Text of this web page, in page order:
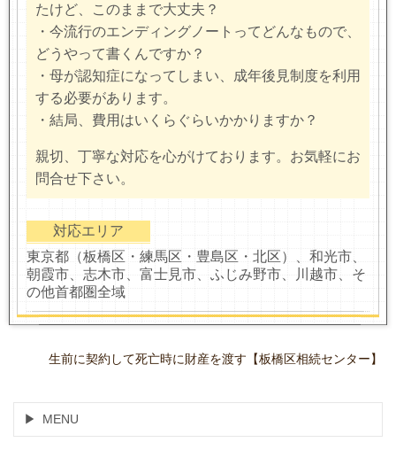
たけど、このままで大丈夫？
・今流行のエンディングノートってどんなもので、
どうやって書くんですか？
・母が認知症になってしまい、成年後見制度を利用
する必要があります。
・結局、費用はいくらぐらいかかりますか？
親切、丁寧な対応を心がけております。お気軽にお
問合せ下さい。
対応エリア
東京都（板橋区・練馬区・豊島区・北区）、和光市、
朝霞市、志木市、富士見市、ふじみ野市、川越市、そ
の他首都圏全域
生前に契約して死亡時に財産を渡す【板橋区相続センター】
MENU